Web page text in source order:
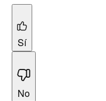
Sí
No